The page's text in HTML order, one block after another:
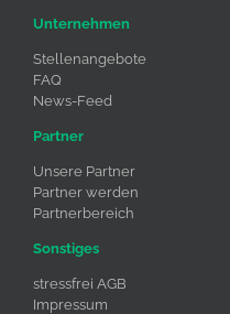
Unternehmen
Stellenangebote
FAQ
News-Feed
Partner
Unsere Partner
Partner werden
Partnerbereich
Sonstiges
stressfrei AGB
Impressum